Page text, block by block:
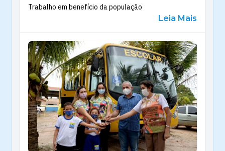
Trabalho em benefício da população
Leia Mais